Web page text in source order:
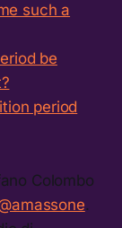
such a
be
period
Colombo
.